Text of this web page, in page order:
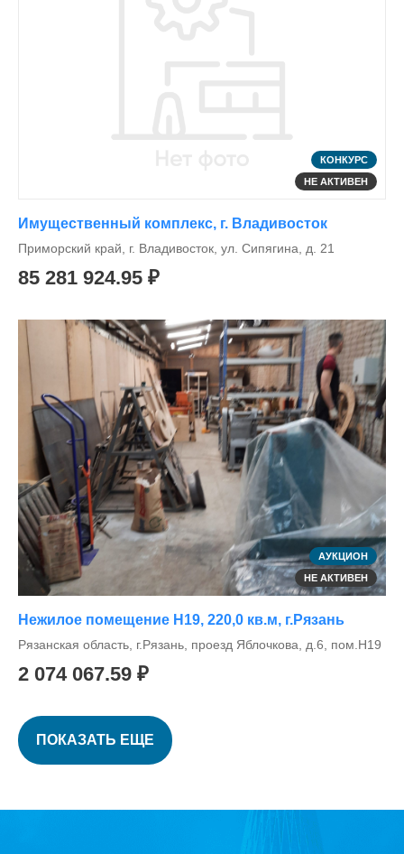
КОНКУРС
НЕ АКТИВЕН
Имущественный комплекс, г. Владивосток
Приморский край, г. Владивосток, ул. Сипягина, д. 21
85 281 924.95 ₽
АУКЦИОН
НЕ АКТИВЕН
Нежилое помещение Н19, 220,0 кв.м, г.Рязань
Рязанская область, г.Рязань, проезд Яблочкова, д.6, пом.Н19
2 074 067.59 ₽
ПОКАЗАТЬ ЕЩЕ